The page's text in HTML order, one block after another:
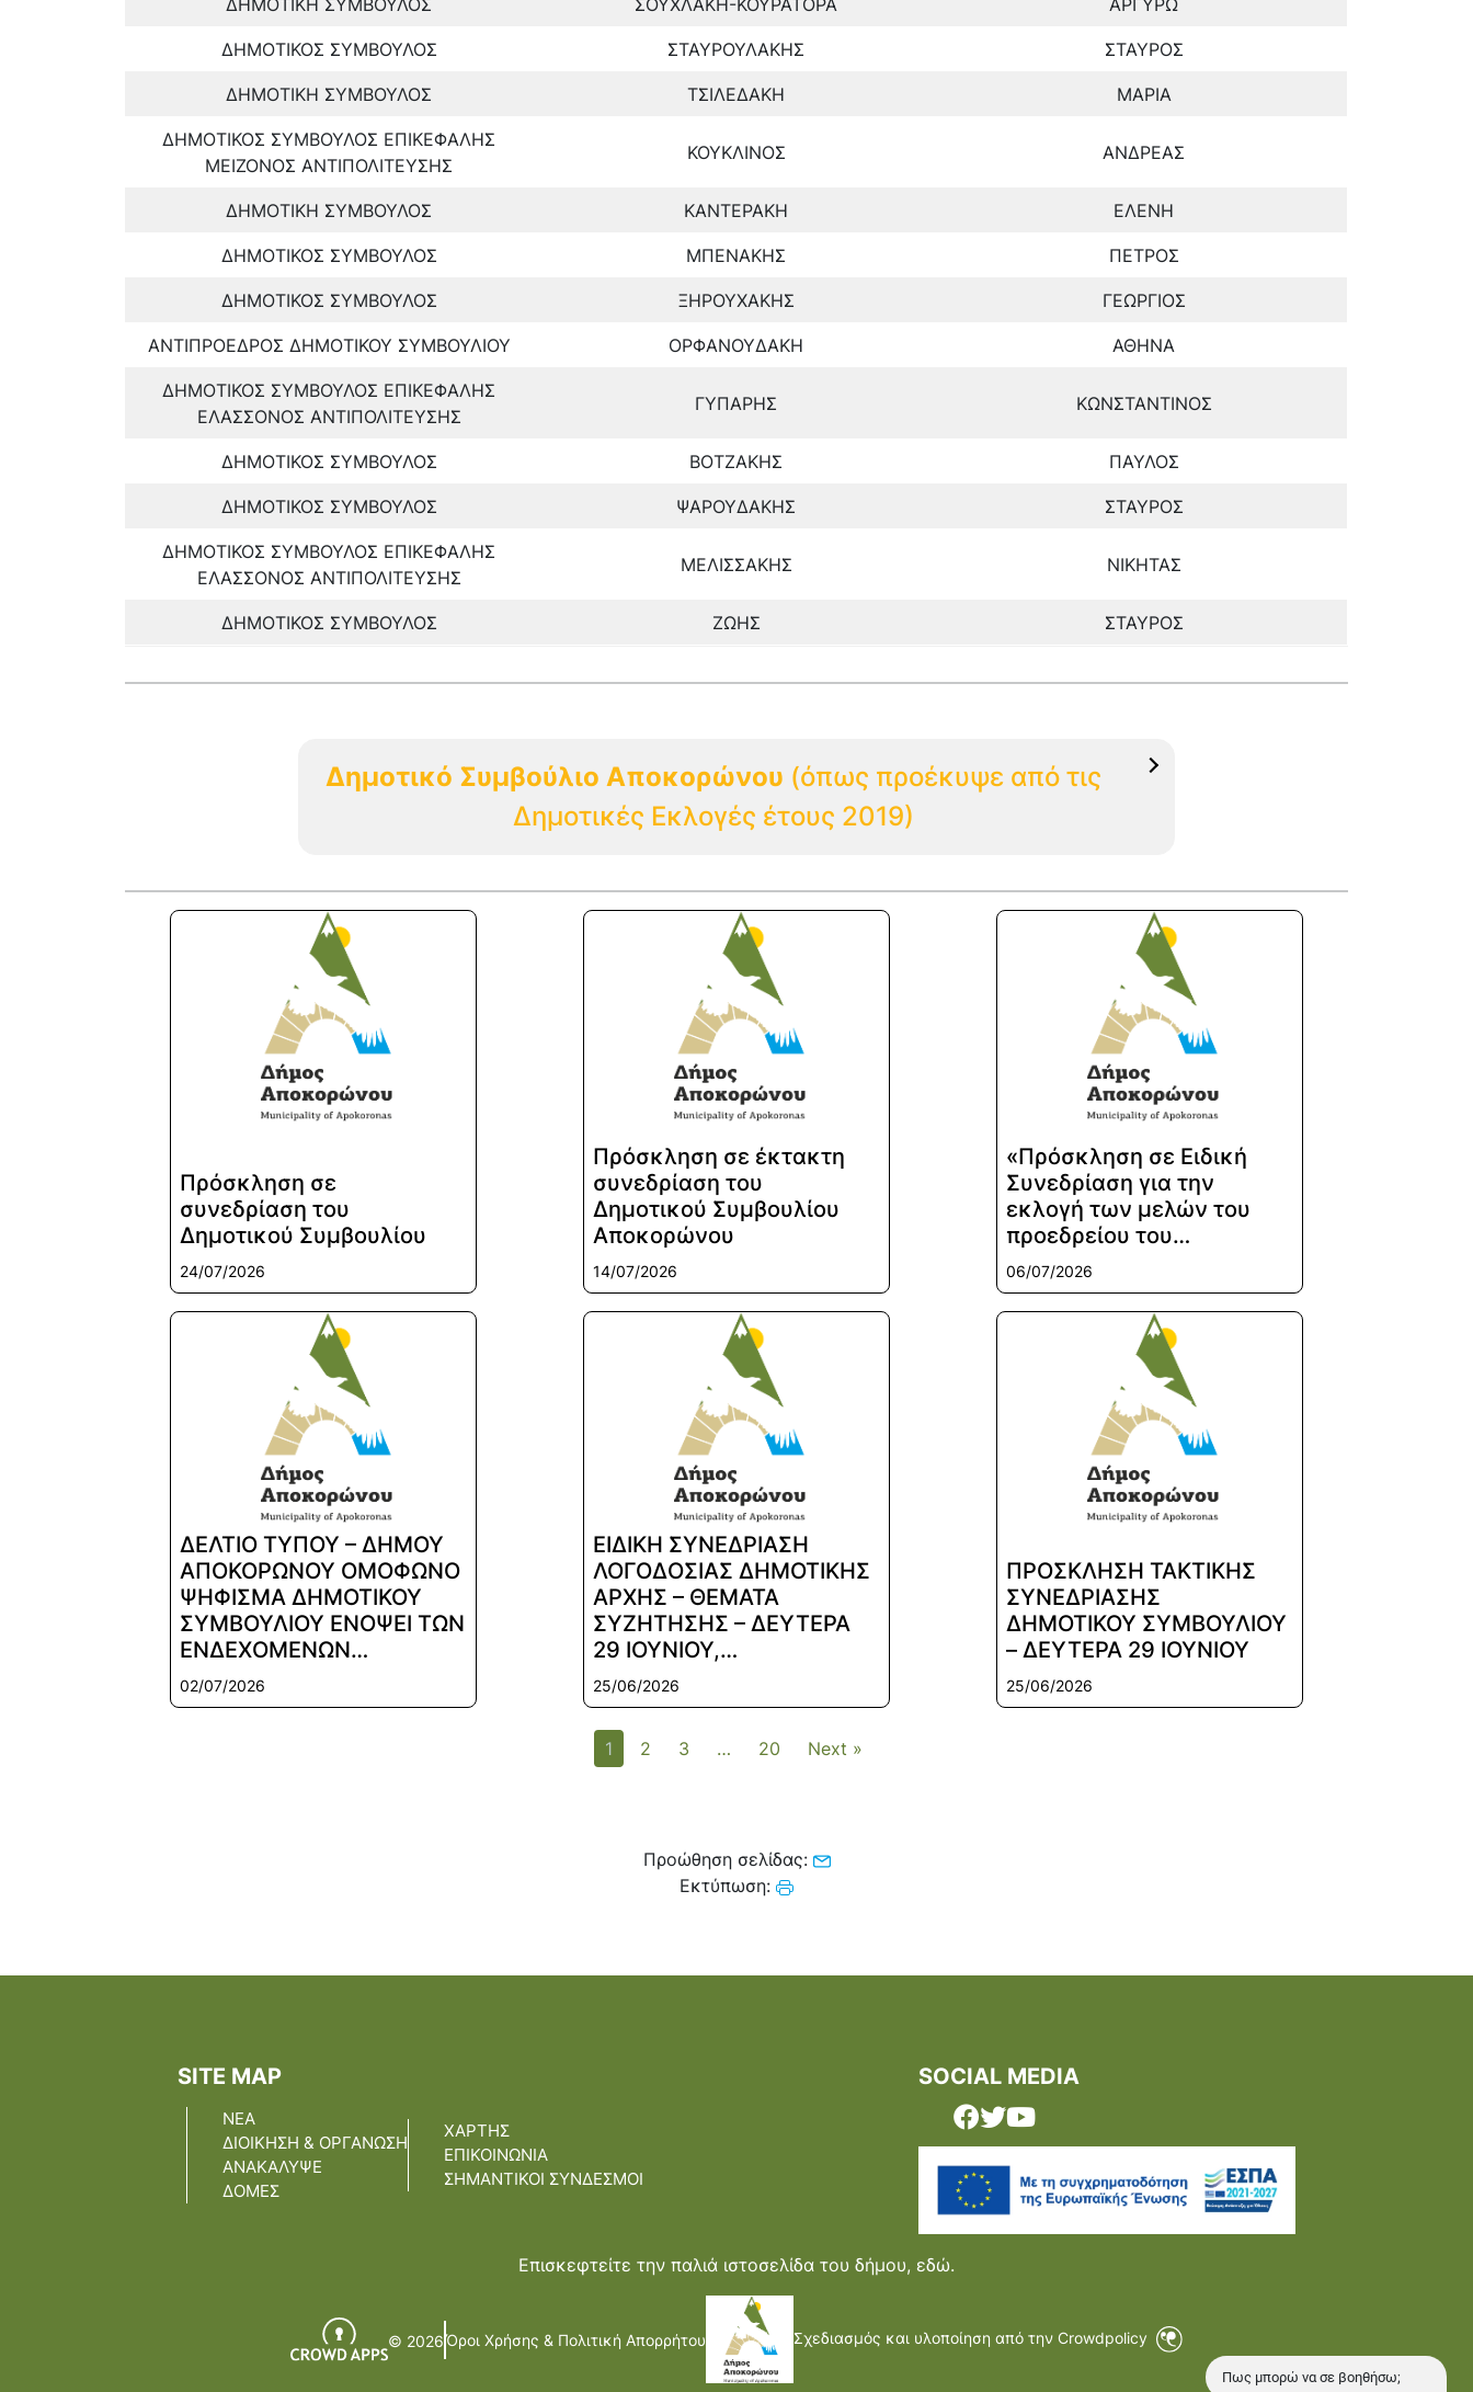
ΔΗΜΟΤΙΚΗ ΣΥΜΒΟΥΛΟΣ ΣΟΥΧΛΑΚΗ-ΚΟΥΡΑΤΟΡΑ ΑΡΓΥΡΩ
ΔΗΜΟΤΙΚΟΣ ΣΥΜΒΟΥΛΟΣ ΣΤΑΥΡΟΥΛΑΚΗΣ ΣΤΑΥΡΟΣ
ΔΗΜΟΤΙΚΗ ΣΥΜΒΟΥΛΟΣ ΤΣΙΛΕΔΑΚΗ ΜΑΡΙΑ
ΔΗΜΟΤΙΚΟΣ ΣΥΜΒΟΥΛΟΣ ΕΠΙΚΕΦΑΛΗΣ
ΜΕΙΖΟΝΟΣ ΑΝΤΙΠΟΛΙΤΕΥΣΗΣ
ΚΟΥΚΛΙΝΟΣ ΑΝΔΡΕΑΣ
ΔΗΜΟΤΙΚΗ ΣΥΜΒΟΥΛΟΣ ΚΑΝΤΕΡΑΚΗ ΕΛΕΝΗ
ΔΗΜΟΤΙΚΟΣ ΣΥΜΒΟΥΛΟΣ ΜΠΕΝΑΚΗΣ ΠΕΤΡΟΣ
ΔΗΜΟΤΙΚΟΣ ΣΥΜΒΟΥΛΟΣ ΞΗΡΟΥΧΑΚΗΣ ΓΕΩΡΓΙΟΣ
ΑΝΤΙΠΡΟΕΔΡΟΣ ΔΗΜΟΤΙΚΟΥ ΣΥΜΒΟΥΛΙΟΥ ΟΡΦΑΝΟΥΔΑΚΗ ΑΘΗΝΑ
ΔΗΜΟΤΙΚΟΣ ΣΥΜΒΟΥΛΟΣ ΕΠΙΚΕΦΑΛΗΣ
ΕΛΑΣΣΟΝΟΣ ΑΝΤΙΠΟΛΙΤΕΥΣΗΣ
ΓΥΠΑΡΗΣ ΚΩΝΣΤΑΝΤΙΝΟΣ
ΔΗΜΟΤΙΚΟΣ ΣΥΜΒΟΥΛΟΣ ΒΟΤΖΑΚΗΣ ΠΑΥΛΟΣ
ΔΗΜΟΤΙΚΟΣ ΣΥΜΒΟΥΛΟΣ ΨΑΡΟΥΔΑΚΗΣ ΣΤΑΥΡΟΣ
ΔΗΜΟΤΙΚΟΣ ΣΥΜΒΟΥΛΟΣ ΕΠΙΚΕΦΑΛΗΣ
ΕΛΑΣΣΟΝΟΣ ΑΝΤΙΠΟΛΙΤΕΥΣΗΣ
ΜΕΛΙΣΣΑΚΗΣ ΝΙΚΗΤΑΣ
ΔΗΜΟΤΙΚΟΣ ΣΥΜΒΟΥΛΟΣ ΖΩΗΣ ΣΤΑΥΡΟΣ
Δημοτικό Συμβούλιο Αποκορώνου (όπως προέκυψε από τις
Δημοτικές Εκλογές έτους 2019)
Πρόσκληση σε
συνεδρίαση του
Δημοτικού Συμβουλίου
24/07/2026
Πρόσκληση σε έκτακτη
συνεδρίαση του
Δημοτικού Συμβουλίου
Αποκορώνου
14/07/2026
«Πρόσκληση σε Ειδική
Συνεδρίαση για την
εκλογή των μελών του
προεδρείου του…
06/07/2026
ΔΕΛΤΙΟ ΤΥΠΟΥ – ΔΗΜΟΥ
ΑΠΟΚΟΡΩΝΟΥ ΟΜΟΦΩΝΟ
ΨΗΦΙΣΜΑ ΔΗΜΟΤΙΚΟΥ
ΣΥΜΒΟΥΛΙΟΥ ΕΝΟΨΕΙ ΤΩΝ
ΕΝΔΕΧΟΜΕΝΩΝ…
02/07/2026
ΕΙΔΙΚΗ ΣΥΝΕΔΡΙΑΣΗ
ΛΟΓΟΔΟΣΙΑΣ ΔΗΜΟΤΙΚΗΣ
ΑΡΧΗΣ – ΘΕΜΑΤΑ
ΣΥΖΗΤΗΣΗΣ – ΔΕΥΤΕΡΑ
29 ΙΟΥΝΙΟΥ,…
25/06/2026
ΠΡΟΣΚΛΗΣΗ ΤΑΚΤΙΚΗΣ
ΣΥΝΕΔΡΙΑΣΗΣ
ΔΗΜΟΤΙΚΟΥ ΣΥΜΒΟΥΛΙΟΥ
– ΔΕΥΤΕΡΑ 29 ΙΟΥΝΙΟΥ
25/06/2026
1 2 3 … 20 Next »
Προώθηση σελίδας:
Εκτύπωση:
SITE MAP
ΝΕΑ
ΔΙΟΙΚΗΣΗ & ΟΡΓΑΝΩΣΗ
ΑΝΑΚΑΛΥΨΕ
ΔΟΜΕΣ
ΧΑΡΤΗΣ
ΕΠΙΚΟΙΝΩΝΙΑ
ΣΗΜΑΝΤΙΚΟΙ ΣΥΝΔΕΣΜΟΙ
SOCIAL MEDIA
Επισκεφτείτε την παλιά ιστοσελίδα του δήμου, εδώ.
© 2026Όροι Χρήσης & Πολιτική Απορρήτου Σχεδιασμός και υλοποίηση από την Crowdpolicy
Πως μπορώ να σε βοηθήσω;